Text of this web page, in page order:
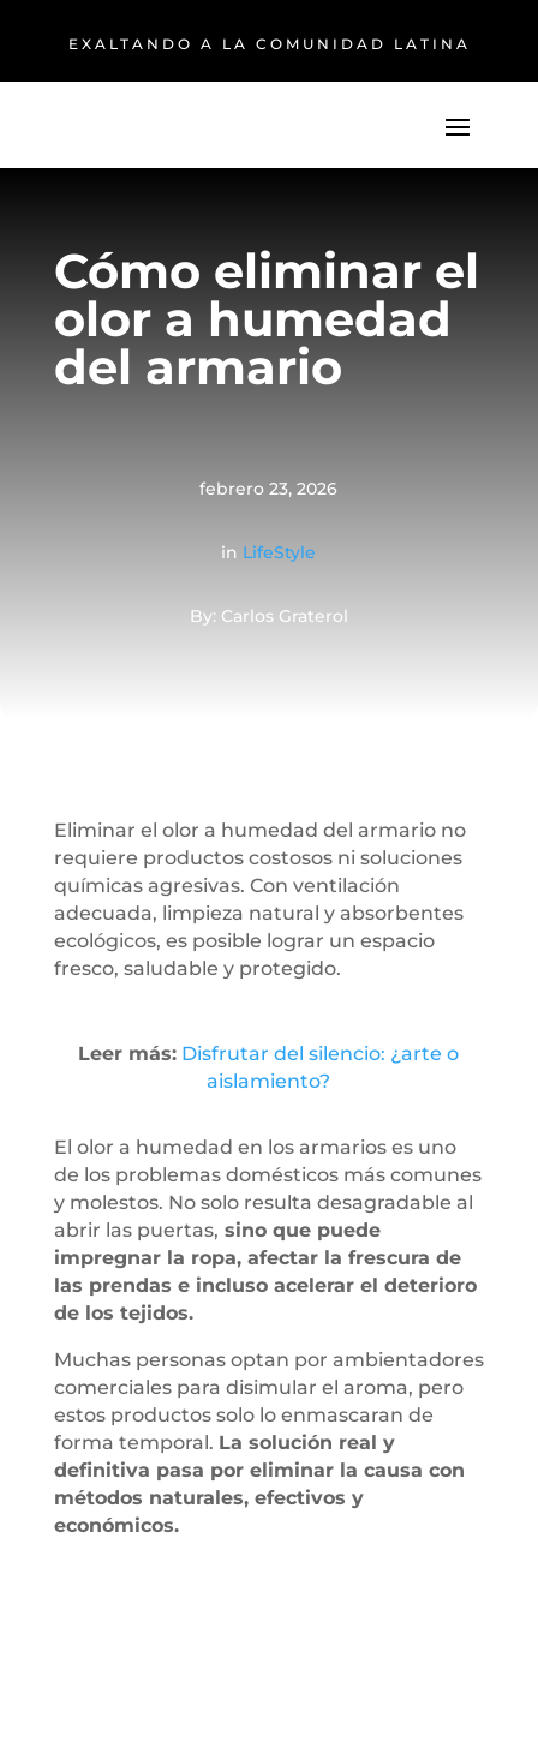
EXALTANDO A LA COMUNIDAD LATINA
Cómo eliminar el
olor a humedad
del armario
febrero 23, 2026
in LifeStyle
By: Carlos Graterol
Eliminar el olor a humedad del armario no
requiere productos costosos ni soluciones
químicas agresivas. Con ventilación
adecuada, limpieza natural y absorbentes
ecológicos, es posible lograr un espacio
fresco, saludable y protegido.
Leer más: Disfrutar del silencio: ¿arte o
aislamiento?
El olor a humedad en los armarios es uno
de los problemas domésticos más comunes
y molestos. No solo resulta desagradable al
abrir las puertas, sino que puede
impregnar la ropa, afectar la frescura de
las prendas e incluso acelerar el deterioro
de los tejidos.
Muchas personas optan por ambientadores
comerciales para disimular el aroma, pero
estos productos solo lo enmascaran de
forma temporal. La solución real y
definitiva pasa por eliminar la causa con
métodos naturales, efectivos y
económicos.